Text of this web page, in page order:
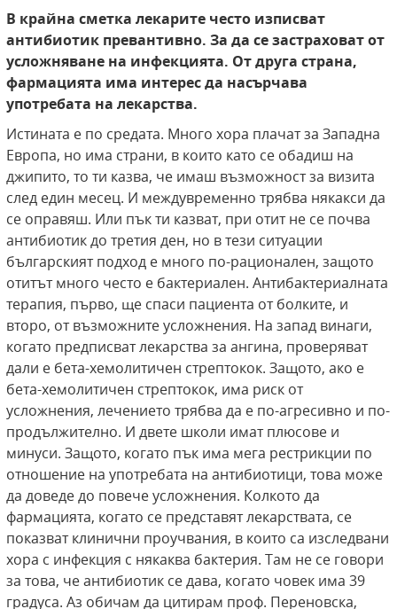
В крайна сметка лекарите често изписват
антибиотик превантивно. За да се застраховат от
усложняване на инфекцията. От друга страна,
фармацията има интерес да насърчава
употребата на лекарства.
Истината е по средата. Много хора плачат за Западна
Европа, но има страни, в които като се обадиш на
джипито, то ти казва, че имаш възможност за визита
след един месец. И междувременно трябва някакси да
се оправяш. Или пък ти казват, при отит не се почва
антибиотик до третия ден, но в тези ситуации
българският подход е много по-рационален, защото
отитът много често е бактериален. Антибактериалната
терапия, първо, ще спаси пациента от болките, и
второ, от възможните усложнения. На запад винаги,
когато предписват лекарства за ангина, проверяват
дали е бета-хемолитичен стрептокок. Защото, ако е
бета-хемолитичен стрептокок, има риск от
усложнения, лечението трябва да е по-агресивно и по-
продължително. И двете школи имат плюсове и
минуси. Защото, когато пък има мега рестрикции по
отношение на употребата на антибиотици, това може
да доведе до повече усложнения. Колкото да
фармацията, когато се представят лекарствата, се
показват клинични проучвания, в които са изследвани
хора с инфекция с някаква бактерия. Там не се говори
за това, че антибиотик се дава, когато човек има 39
градуса. Аз обичам да цитирам проф. Переновска,